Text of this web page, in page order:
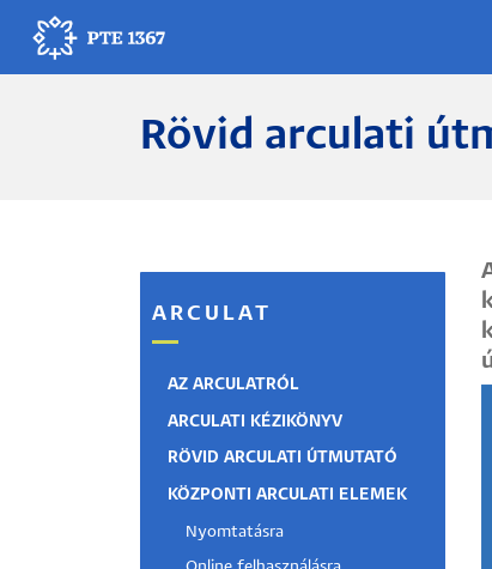
tartalomra
Egyetemünk
Gyógyítás
Egyetemi élet
Adminisztráció
Rövid arculati
ARCULAT
AZ ARCULATRÓL
ARCULATI KÉZIKÖNYV
RÖVID ARCULATI ÚTMUTATÓ
KÖZPONTI ARCULATI ELEMEK
Nyomtatásra